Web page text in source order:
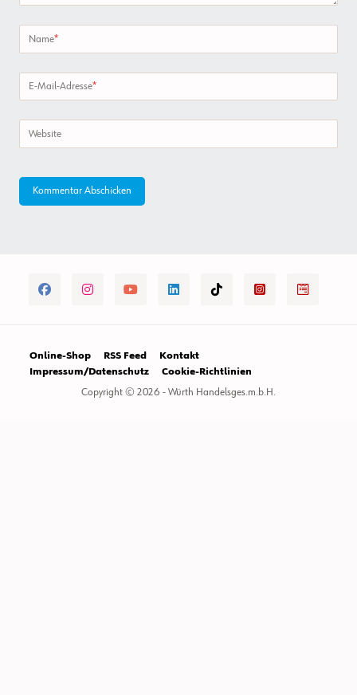
Name*
E-Mail-Adresse*
Website
Online-Shop RSS Feed
Kontakt
Impressum/Datenschutz
Cookie-Richtlinien
Copyright © 2026 - Würth Handelsges.m.b.H.